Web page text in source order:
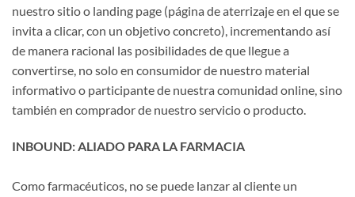
nuestro sitio o landing page (página de aterrizaje en el que se
invita a clicar, con un objetivo concreto), incrementando así
de manera racional las posibilidades de que llegue a
convertirse, no solo en consumidor de nuestro material
informativo o participante de nuestra comunidad online, sino
también en comprador de nuestro servicio o producto.
INBOUND: ALIADO PARA LA FARMACIA
Como farmacéuticos, no se puede lanzar al cliente un